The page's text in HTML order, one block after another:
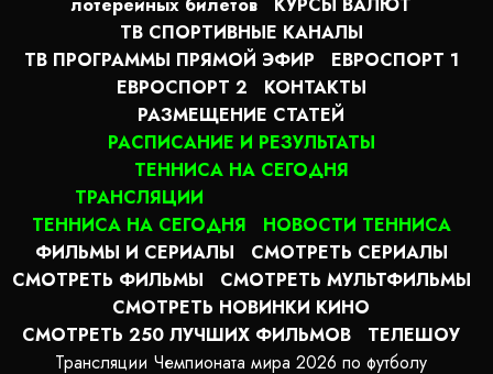
ТВ СПОРТИВНЫЕ КАНАЛЫ
ТВ ПРОГРАММЫ ПРЯМОЙ ЭФИР
ЕВРОСПОРТ 1
ЕВРОСПОРТ 2
КОНТАКТЫ
РАЗМЕЩЕНИЕ СТАТЕЙ
РАСПИСАНИЕ И РЕЗУЛЬТАТЫ
ТЕННИСА НА СЕГОДНЯ
ТРАНСЛЯЦИИ
ТЕННИСА НА СЕГОДНЯ
НОВОСТИ ТЕННИСА
ФИЛЬМЫ И СЕРИАЛЫ
СМОТРЕТЬ СЕРИАЛЫ
СМОТРЕТЬ ФИЛЬМЫ
СМОТРЕТЬ МУЛЬТФИЛЬМЫ
СМОТРЕТЬ НОВИНКИ КИНО
СМОТРЕТЬ 250 ЛУЧШИХ ФИЛЬМОВ
ТЕЛЕШОУ
Трансляции Чемпионата мира 2026 по футболу